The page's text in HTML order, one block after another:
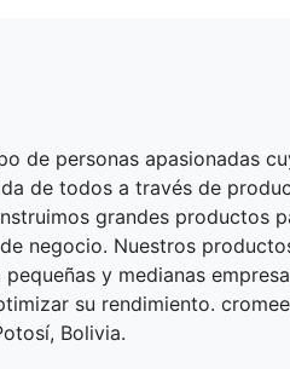
de personas apasionadas
de todos a través de
grandes productos
negocio. Nuestros
y medianas
su rendimiento.
Bolivia.